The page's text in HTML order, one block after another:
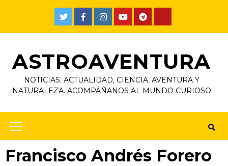
TwitterFacebookInstagram
YoutubeTelegram
TikTok
ASTROAVENTURA
NOTICIAS: ACTUALIDAD, CIENCIA, AVENTURA Y
NATURALEZA. ACOMPÁÑANOS AL MUNDO CURIOSO
Primary
Francisco Andrés Forero